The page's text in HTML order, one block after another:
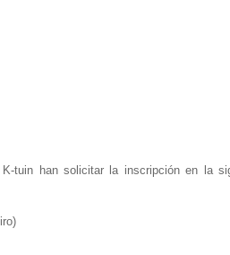
tuin han solicitar la inscripción en la